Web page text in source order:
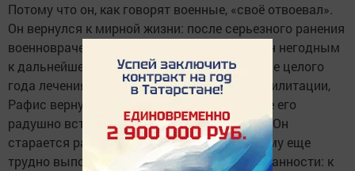
Потому что он, как говорят военные, «своё отвоевал».
Он вернулся к мирной жизни: после серьезного ранения
военноврачебной комиссией Рафис признан негодным
к дальнейшему прохождению службы. После целого
года лечения в различных госпиталях, реабилитации,
Рафис вернулся на родное предприятие, где его
радушно встретили руководство и коллеги. Он
старается работать наравне со всеми, но ему еще
трудно выполнять профессиональные обязанности: к